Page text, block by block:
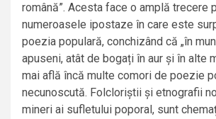
română”. Acesta face o amplă trecere
numeroasele ipostaze în care este
poezia populară, conchizând că „în
apuseni, atât de bogați în aur și în alte
mai află încă multe comori de poezie
necunoscută. Folcloriștii și etnografii
mineri ai sufletului poporal, sunt